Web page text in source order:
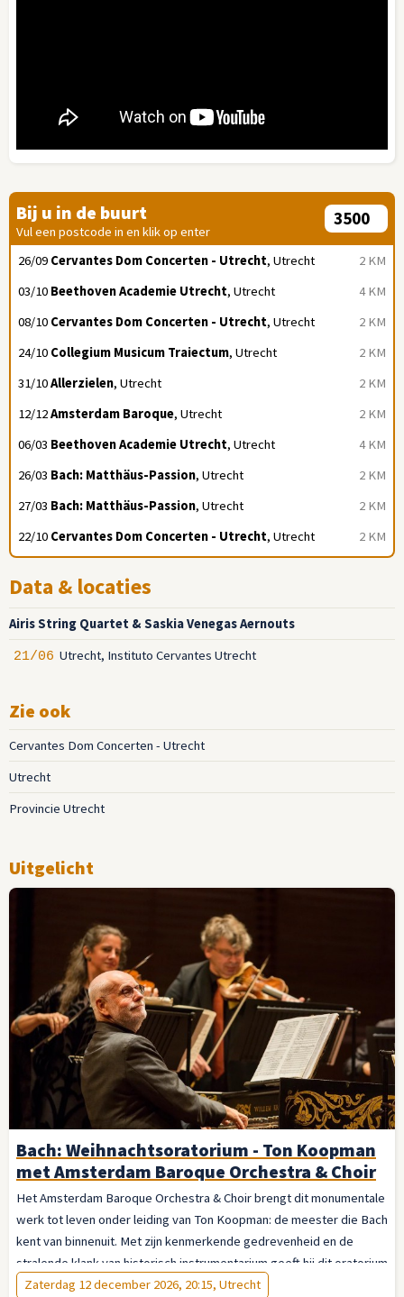
Bij u in de buurt
Vul een postcode in en klik op enter
2 KM
26/09 Cervantes Dom Concerten - Utrecht, Utrecht
4 KM
03/10 Beethoven Academie Utrecht, Utrecht
2 KM
08/10 Cervantes Dom Concerten - Utrecht, Utrecht
2 KM
24/10 Collegium Musicum Traiectum, Utrecht
2 KM
31/10Allerzielen, Utrecht
2 KM
12/12Amsterdam Baroque, Utrecht
4 KM
06/03 Beethoven Academie Utrecht, Utrecht
2 KM
26/03 Bach: Matthäus-Passion, Utrecht
2 KM
27/03 Bach: Matthäus-Passion, Utrecht
2 KM
22/10 Cervantes Dom Concerten - Utrecht, Utrecht
Data & locaties
Airis String Quartet & Saskia Venegas Aernouts
21/06 Utrecht, Instituto Cervantes Utrecht
Zie ook
Cervantes Dom Concerten - Utrecht
Utrecht
Provincie Utrecht
Uitgelicht
Bach: Weihnachtsoratorium - Ton Koopman
met Amsterdam Baroque Orchestra & Choir
Het Amsterdam Baroque Orchestra & Choir brengt dit monumentale
werk tot leven onder leiding van Ton Koopman: de meester die Bach
kent van binnenuit. Met zijn kenmerkende gedrevenheid en de
stralende klank van historisch instrumentarium geeft hij dit oratorium
de vanzelfsprekendheid van iets eeuwigs. Laat u meevoeren — van
Zaterdag 12 december 2026, 20:15, Utrecht